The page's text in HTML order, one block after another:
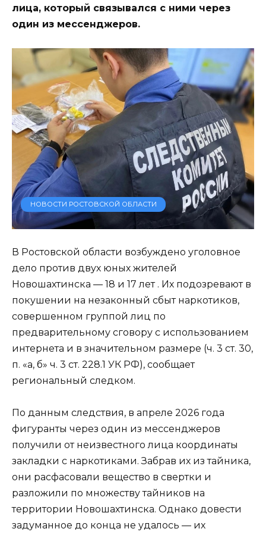
лица, который связывался с ними через
один из мессенджеров.
НОВОСТИ РОСТОВСКОЙ ОБЛАСТИ
В Ростовской области возбуждено уголовное
дело против двух юных жителей
Новошахтинска — 18 и 17 лет . Их подозревают в
покушении на незаконный сбыт наркотиков,
совершенном группой лиц по
предварительному сговору с использованием
интернета и в значительном размере (ч. 3 ст. 30,
п. «а, б» ч. 3 ст. 228.1 УК РФ), сообщает
региональный следком.
По данным следствия, в апреле 2026 года
фигуранты через один из мессенджеров
получили от неизвестного лица координаты
закладки с наркотиками. Забрав их из тайника,
они расфасовали вещество в свертки и
разложили по множеству тайников на
территории Новошахтинска. Однако довести
задуманное до конца не удалось — их